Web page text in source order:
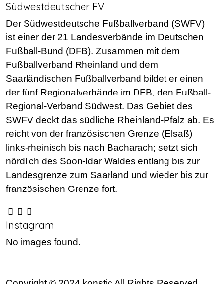
Südwestdeutscher FV
Der Südwestdeutsche Fußballverband (SWFV)
ist einer der 21 Landesverbände im Deutschen
Fußball-Bund (DFB). Zusammen mit dem
Fußballverband Rheinland und dem
Saarländischen Fußballverband bildet er einen
der fünf Regionalverbände im DFB, den Fußball-
Regional-Verband Südwest. Das Gebiet des
SWFV deckt das südliche Rheinland-Pfalz ab. Es
reicht von der französischen Grenze (Elsaß)
links-rheinisch bis nach Bacharach; setzt sich
nördlich des Soon-Idar Waldes entlang bis zur
Landesgrenze zum Saarland und wieder bis zur
französischen Grenze fort.
Instagram
No images found.